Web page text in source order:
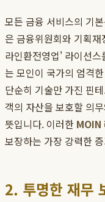
모든 금융 서비스의 기
은 금융위원회와 기획
라인환전영업' 라이선
는 모인이 국가의 엄격
단순히 기술만 가진 핀
객의 자산을 보호할 의
뜻입니다. 이러한 MOIN
보장하는 가장 강력한
2. 투명한 재무